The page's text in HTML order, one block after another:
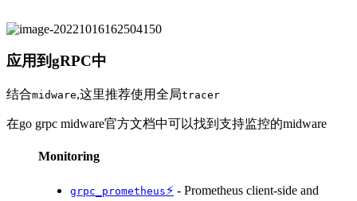
应用到gRPC中
结合midware,这里推荐使用全局tracer
在go grpc midware官方文档中可以找到支持监控的midware
Monitoring
grpc_prometheus ⚡ - Prometheus client-side and